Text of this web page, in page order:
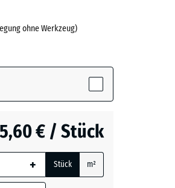
ohne Werkzeug)
5,60 € / Stück
+ Stück m²